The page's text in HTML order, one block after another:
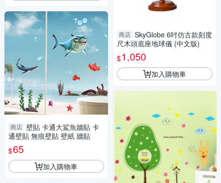
商店 壁貼 卡通大鯊魚牆貼 卡
通壁貼 無痕壁貼 壁紙 牆貼
$65
加入購物車
商店 SkyGlobe 6吋仿古款刻度
尺木頭底座地球儀 (中文版)
$1,050
加入購物車